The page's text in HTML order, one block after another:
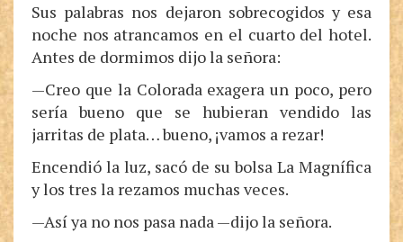
Sus palabras nos dejaron sobrecogidos y esa
noche nos atrancamos en el cuarto del hotel.
Antes de dormimos dijo la señora:
—Creo que la Colorada exagera un poco, pero
sería bueno que se hubieran vendido las
jarritas de plata… bueno, ¡vamos a rezar!
Encendió la luz, sacó de su bolsa La Magnífica
y los tres la rezamos muchas veces.
—Así ya no nos pasa nada —dijo la señora.